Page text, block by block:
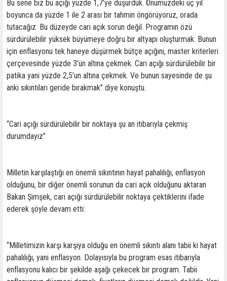
Bu sene biz bu açığı yüzde 1,7’ye düşürdük. Önümüzdeki üç yıl
boyunca da yüzde 1 ile 2 arası bir tahmin öngörüyoruz, orada
tutacağız. Bu düzeyde cari açık sorun değil. Programın özü
sürdürülebilir yüksek büyümeye doğru bir altyapı oluşturmak. Bunun
için enflasyonu tek haneye düşürmek bütçe açığını, master kriterleri
çerçevesinde yüzde 3’ün altına çekmek. Cari açığı sürdürülebilir bir
patika yani yüzde 2,5’un altına çekmek. Ve bunun sayesinde de şu
anki sıkıntıları geride bırakmak” diye konuştu.
“Cari açığı sürdürülebilir bir noktaya şu an itibarıyla çekmiş
durumdayız”
Milletin karşılaştığı en önemli sıkıntının hayat pahalılığı, enflasyon
olduğunu, bir diğer önemli sorunun da cari açık olduğunu aktaran
Bakan Şimşek, cari açığı sürdürülebilir noktaya çektiklerini ifade
ederek şöyle devam etti:
“Milletimizin karşı karşıya olduğu en önemli sıkıntı alanı tabii ki hayat
pahalılığı, yani enflasyon. Dolayısıyla bu program esas itibarıyla
enflasyonu kalıcı bir şekilde aşağı çekecek bir program. Tabii